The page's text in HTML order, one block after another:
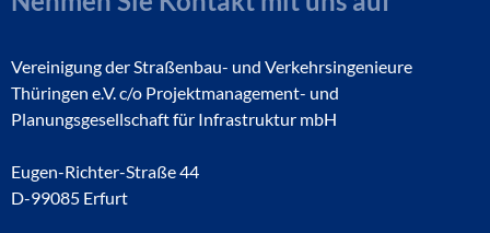
Vereinigung der Straßenbau- und Verkehrsingenieure
Thüringen e.V. c/o Projektmanagement- und
Planungsgesellschaft für Infrastruktur mbH
Eugen-Richter-Straße 44
D-99085 Erfurt